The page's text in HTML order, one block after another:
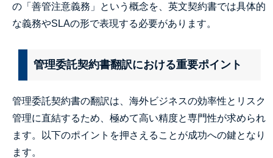
の「善管注意義務」という概念を、英文契約書では具体的
な義務やSLAの形で表現する必要があります。
管理委託契約書翻訳における重要ポイント
管理委託契約書の翻訳は、海外ビジネスの効率性とリスク
管理に直結するため、極めて高い精度と専門性が求められ
ます。以下のポイントを押さえることが成功への鍵となり
ます。